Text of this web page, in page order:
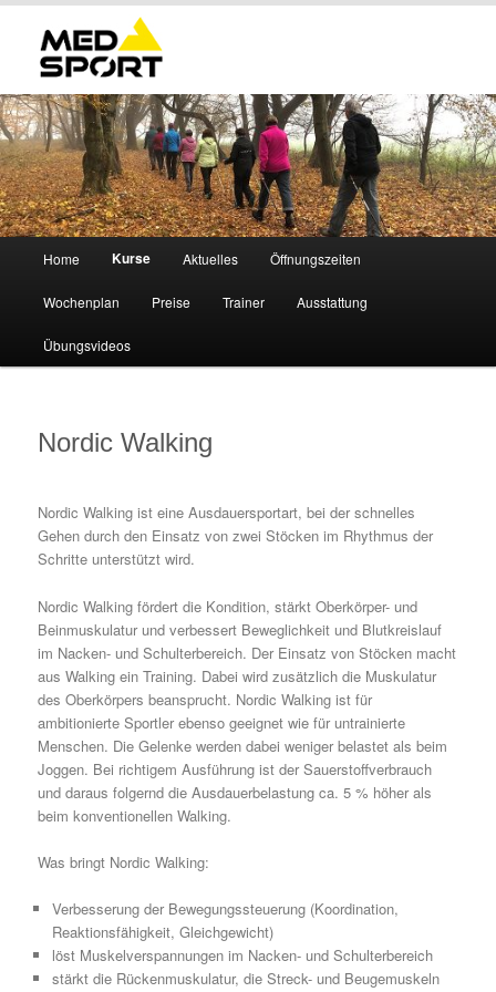
Zum
primären
Inhalt
Home Kurse Aktuelles Öffnungszeiten
Wochenplan Preise Trainer Ausstattung
Übungsvideos
Nordic Walking
Nordic Walking ist eine Ausdauersportart, bei der schnelles
Gehen durch den Einsatz von zwei Stöcken im Rhythmus der
Schritte unterstützt wird.
Nordic Walking fördert die Kondition, stärkt Oberkörper- und
Beinmuskulatur und verbessert Beweglichkeit und Blutkreislauf
im Nacken- und Schulterbereich. Der Einsatz von Stöcken macht
aus Walking ein Training. Dabei wird zusätzlich die Muskulatur
des Oberkörpers beansprucht. Nordic Walking ist für
ambitionierte Sportler ebenso geeignet wie für untrainierte
Menschen. Die Gelenke werden dabei weniger belastet als beim
Joggen. Bei richtigem Ausführung ist der Sauerstoffverbrauch
und daraus folgernd die Ausdauerbelastung ca. 5 % höher als
beim konventionellen Walking.
Was bringt Nordic Walking:
Verbesserung der Bewegungssteuerung (Koordination,
Reaktionsfähigkeit, Gleichgewicht)
löst Muskelverspannungen im Nacken- und Schulterbereich
stärkt die Rückenmuskulatur, die Streck- und Beugemuskeln